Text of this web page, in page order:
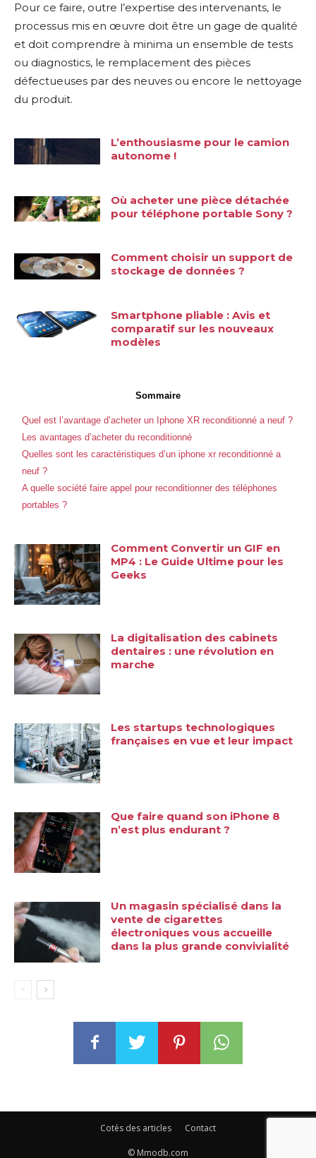
Pour ce faire, outre l’expertise des intervenants, le
processus mis en œuvre doit être un gage de qualité
et doit comprendre à minima un ensemble de tests
ou diagnostics, le remplacement des pièces
défectueuses par des neuves ou encore le nettoyage
du produit.
L’enthousiasme pour le camion
autonome !
Où acheter une pièce détachée
pour téléphone portable Sony ?
Comment choisir un support de
stockage de données ?
Smartphone pliable : Avis et
comparatif sur les nouveaux
modèles
Sommaire
Quel est l’avantage d’acheter un Iphone XR reconditionné a neuf ?
Les avantages d’acheter du reconditionné
Quelles sont les caractéristiques d’un iphone xr reconditionné a
neuf ?
A quelle société faire appel pour reconditionner des téléphones
portables ?
Comment Convertir un GIF en
MP4 : Le Guide Ultime pour les
Geeks
La digitalisation des cabinets
dentaires : une révolution en
marche
Les startups technologiques
françaises en vue et leur impact
Que faire quand son iPhone 8
n’est plus endurant ?
Un magasin spécialisé dans la
vente de cigarettes
électroniques vous accueille
dans la plus grande convivialité
Cotés des articles Contact
© Mmodb.com